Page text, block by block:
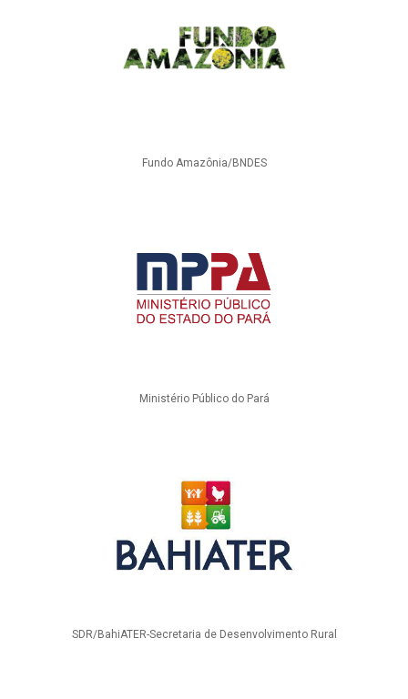
Fundo Amazônia/BNDES
Ministério Público do Pará
SDR/BahiATER-Secretaria de Desenvolvimento Rural